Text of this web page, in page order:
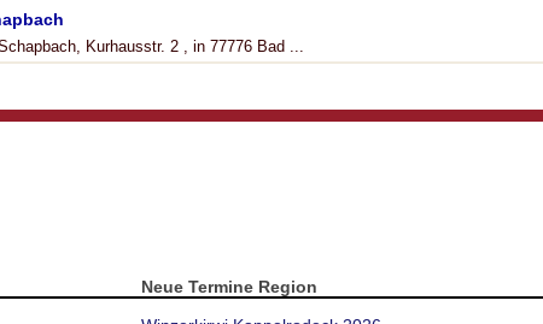
Kurhausstr. 2 , in 77776 Bad ...
Neue Termine Region